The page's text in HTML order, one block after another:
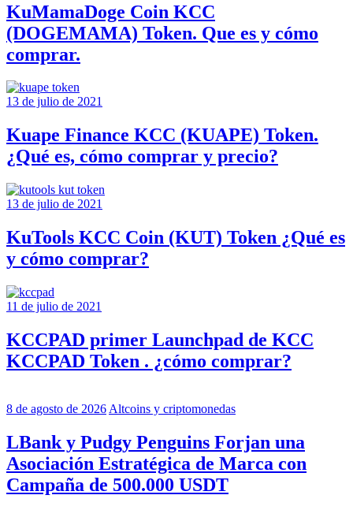
KuMamaDoge Coin KCC
(DOGEMAMA) Token. Que es y cómo
comprar.
13 de julio de 2021
Kuape Finance KCC (KUAPE) Token.
¿Qué es, cómo comprar y precio?
13 de julio de 2021
KuTools KCC Coin (KUT) Token ¿Qué es
y cómo comprar?
11 de julio de 2021
KCCPAD primer Launchpad de KCC
KCCPAD Token . ¿cómo comprar?
8 de agosto de 2026 Altcoins y criptomonedas
LBank y Pudgy Penguins Forjan una
Asociación Estratégica de Marca con
Campaña de 500.000 USDT